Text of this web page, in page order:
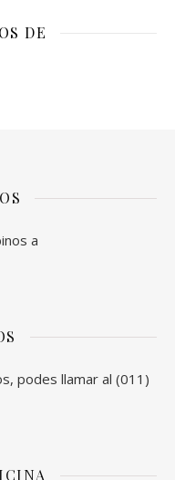
DE
a
podes llamar al (011)